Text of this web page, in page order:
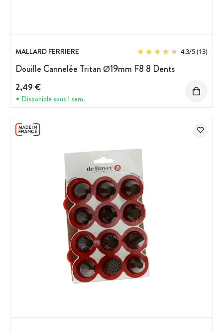
MALLARD FERRIERE 4.3/5(13)
Douille Cannelée Tritan Ø19mm F8 8 Dents
2,49 €
Disponible sous 1 sem.